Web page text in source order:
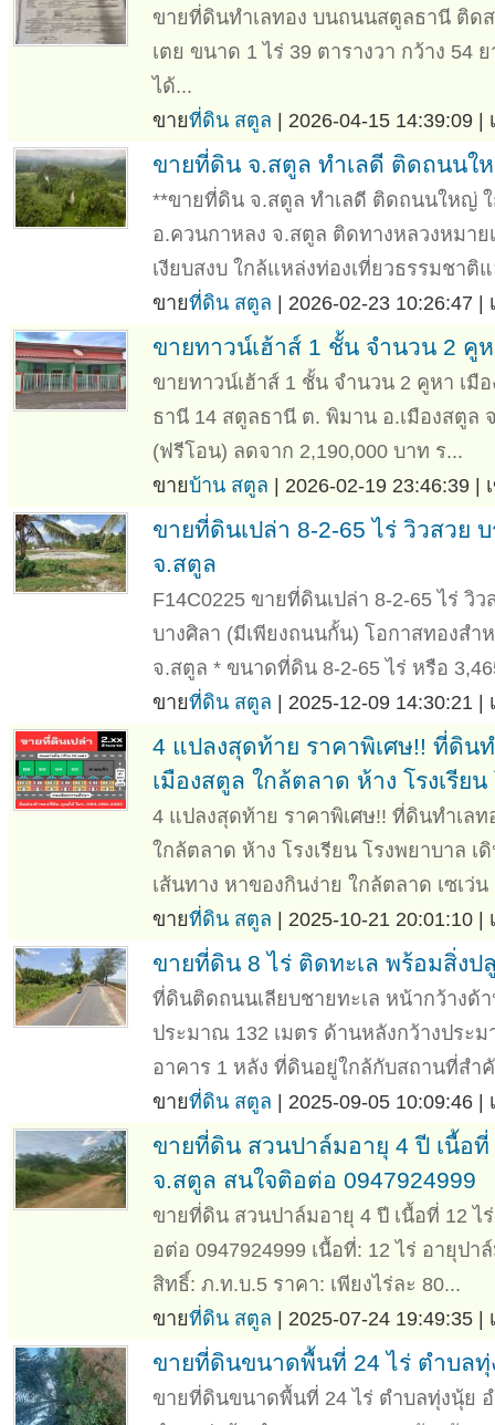
ขายที่ดินทำเลทอง บนถนนสตูลธานี ติด
เตย ขนาด 1 ไร่ 39 ตารางวา กว้าง 54
ได้...
ขายที่ดิน สตูล | 2026-04-15 14:39:09 |
ขายที่ดิน จ.สตูล ทำเลดี ติดถนนใ
**ขายที่ดิน จ.สตูล ทำเลดี ติดถนนใหญ่
อ.ควนกาหลง จ.สตูล ติดทางหลวงหมาย
เงียบสงบ ใกล้แหล่งท่องเที่ยวธรรมชาติ
ขายที่ดิน สตูล | 2026-02-23 10:26:47 |
ขายทาวน์เฮ้าส์ 1 ชั้น จำนวน 2 คู
ขายทาวน์เฮ้าส์ 1 ชั้น จำนวน 2 คูหา เ
ธานี 14 สตูลธานี ต. พิมาน อ.เมืองสตูล
(ฟรีโอน) ลดจาก 2,190,000 บาท ร...
ขายบ้าน สตูล | 2026-02-19 23:46:39 |
ขายที่ดินเปล่า 8-2-65 ไร่ วิวสวย
จ.สตูล
F14C0225 ขายที่ดินเปล่า 8-2-65 ไร่ วิ
บางศิลา (มีเพียงถนนกั้น) โอกาสทองส
จ.สตูล * ขนาดที่ดิน 8-2-65 ไร่ หรือ
ขายที่ดิน สตูล | 2025-12-09 14:30:21 |
4 แปลงสุดท้าย ราคาพิเศษ!! ที่ดิน
เมืองสตูล ใกล้ตลาด ห้าง โรงเรีย
4 แปลงสุดท้าย ราคาพิเศษ!! ที่ดินทำเลท
ใกล้ตลาด ห้าง โรงเรียน โรงพยาบาล
เส้นทาง หาของกินง่าย ใกล้ตลาด เซเว่
ขายที่ดิน สตูล | 2025-10-21 20:01:10 |
ขายที่ดิน 8 ไร่ ติดทะเล พร้อมสิ่งป
ที่ดินติดถนนเลียบชายทะเล หน้ากว้างด้
ประมาณ 132 เมตร ด้านหลังกว้างประ
อาคาร 1 หลัง ที่ดินอยู่ใกล้กับสถานที่สำ
ขายที่ดิน สตูล | 2025-09-05 10:09:46 |
ขายที่ดิน สวนปาล์มอายุ 4 ปี เนื้อ
จ.สตูล สนใจติอต่อ 0947924999
ขายที่ดิน สวนปาล์มอายุ 4 ปี เนื้อที่ 12
อต่อ 0947924999 เนื้อที่: 12 ไร่ อายุป
สิทธิ์: ภ.ท.บ.5 ราคา: เพียงไร่ละ 80...
ขายที่ดิน สตูล | 2025-07-24 19:49:35 |
ขายที่ดินขนาดพื้นที่ 24 ไร่ ตำบล
ขายที่ดินขนาดพื้นที่ 24 ไร่ ตำบลทุ่งนุ้ย